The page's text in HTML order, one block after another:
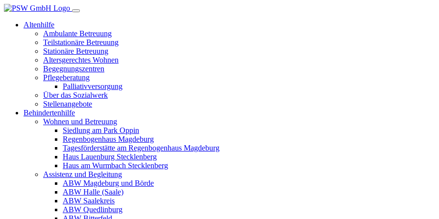
Altenhilfe
Ambulante Betreuung
Teilstationäre Betreuung
Stationäre Betreuung
Altersgerechtes Wohnen
Begegnungszentren
Pflegeberatung
Palliativversorgung
Über das Sozialwerk
Stellenangebote
Behindertenhilfe
Wohnen und Betreuung
Siedlung am Park Oppin
Regenbogenhaus Magdeburg
Tagesförderstätte am Regenbogenhaus Magdeburg
Haus Lauenburg Stecklenberg
Haus am Wurmbach Stecklenberg
Assistenz und Begleitung
ABW Magdeburg und Börde
ABW Halle (Saale)
ABW Saalekreis
ABW Quedlinburg